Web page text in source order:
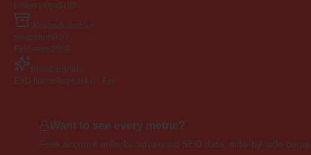
Listed price$195
Wayback archive
Snapshots 107
First seen2009
Brand signals
EXD NameAppeal 4.0 · Fair
Want to see every metric?
Free account unlocks advanced SEO data, side-by-side